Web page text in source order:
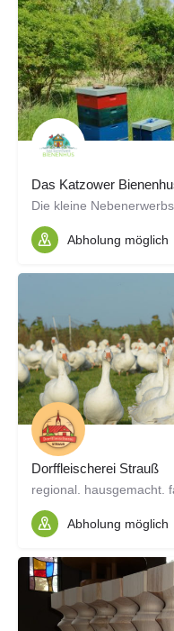
Das Katzower
Abholung möglich
Dorffleischerei Strauß
regional. hausgemacht.
Abholung möglich